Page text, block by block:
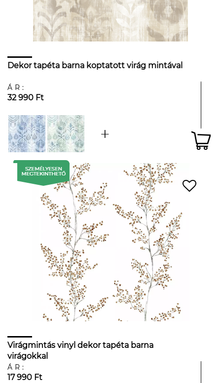
Dekor tapéta barna koptatott virág mintával
ÁR:
32 990 Ft
Virágmintás vinyl dekor tapéta barna
virágokkal
ÁR:
17 990 Ft